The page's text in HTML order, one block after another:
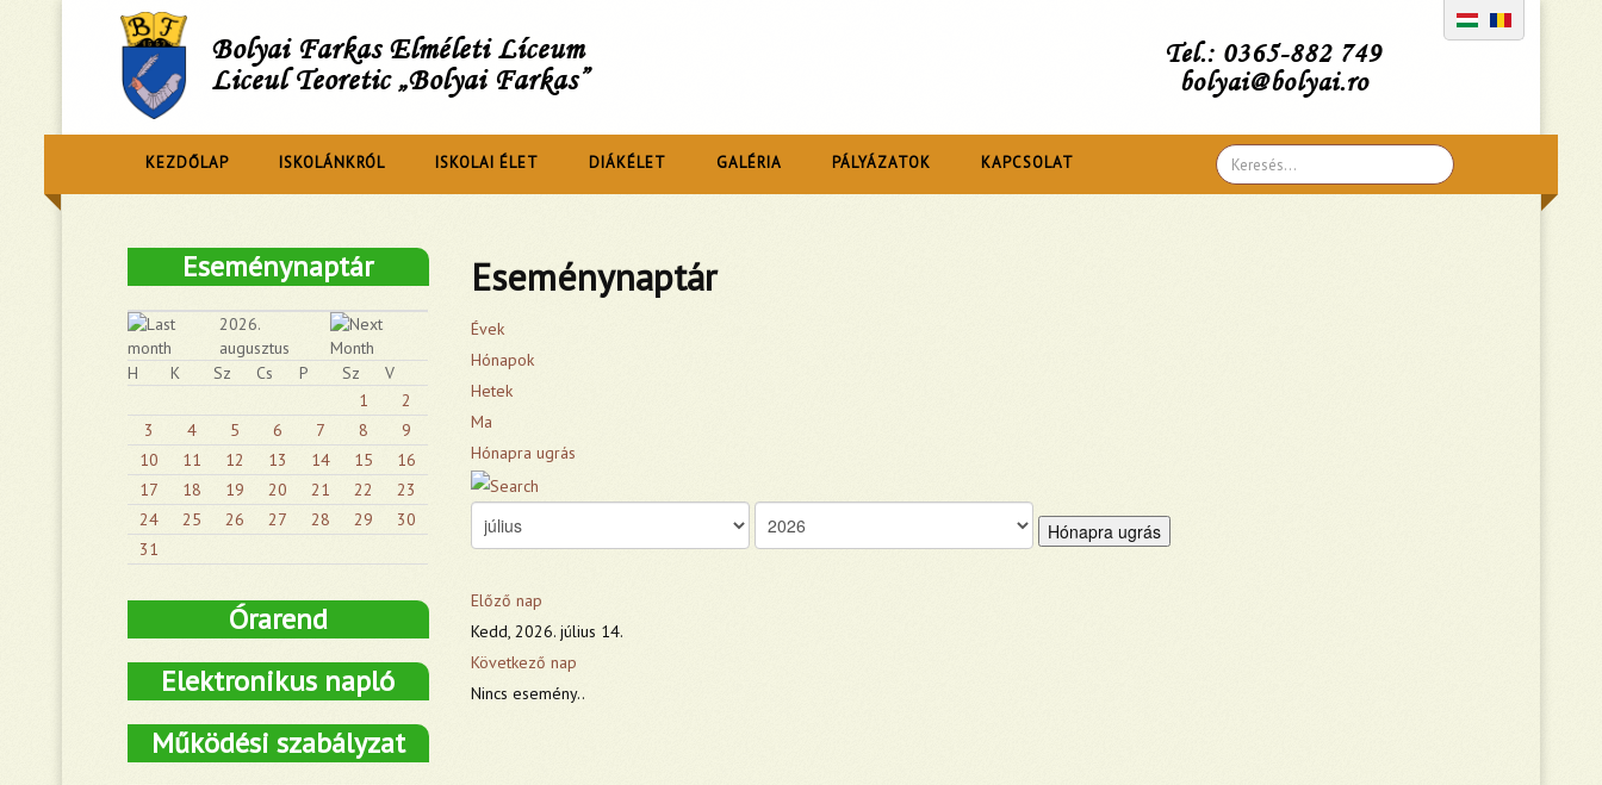
Bolyai Farkas Elméleti Líceum
Liceul Teoretic „Bolyai Farkas”
Tel.: 0365-882 749
bolyai@bolyai.ro
Search
...
KEZDŐLAP ISKOLÁNKRÓL ISKOLAI ÉLET DIÁKÉLET GALÉRIA PÁLYÁZATOK KAPCSOLAT
Eseménynaptár
Évek
Hónapok
Hetek
Ma
Hónapra ugrás
Hónapra ugrás
Előző nap
Kedd, 2026. július 14.
Következő nap
Nincs esemény..
Eseménynaptár
2026.
augusztus
H
K Sz Cs P Sz
V
1
2
3
4 5 6 7 8
9
10
11 12 13 14 15
16
17
18 19 20 21 22
23
24
25 26 27 28 29
30
31
Órarend
Elektronikus napló
Működési szabályzat